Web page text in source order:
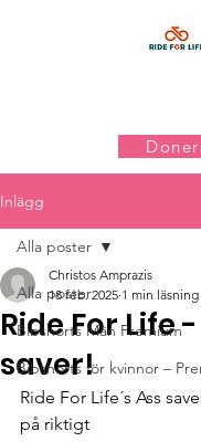
Inlägg
Alla poster
Bibshorts Män Premium
Bibshorts för kvinnor –
Alla poster
Ride For Life
saver!
Christos Amprazis
18 feb. 2025 1 min läsning
Ride For Life´s Ass
på riktigt